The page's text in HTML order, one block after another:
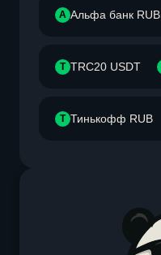
А Альфа банк RUB
T TRC20 USDT
Т Тинькофф RUB